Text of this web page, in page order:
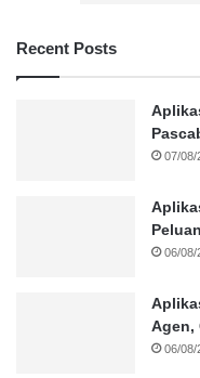
Recent Posts
07/08/
06/08/
Agen,
06/08/